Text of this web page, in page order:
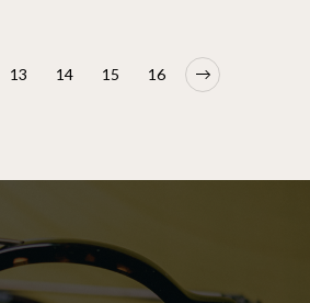
13 14 15 16